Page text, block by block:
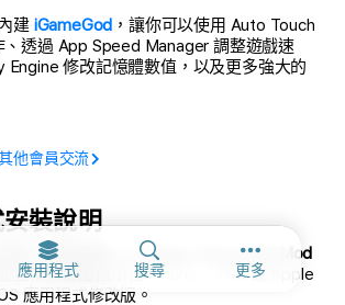
應用程式 搜尋 更多更多選項和
建 iGameGod ，讓你可以使用 Auto Touch
、透過 App Speed Manager 調整遊戲速
Engine 修改記憶體數值，以及更多強大的
他會員交流
裝說明
DEAD TRIGGER 2: Zombie Games iOS Mod
並依照畫面指示在 iPhone、iPad 或 Apple
應用程式修改版。